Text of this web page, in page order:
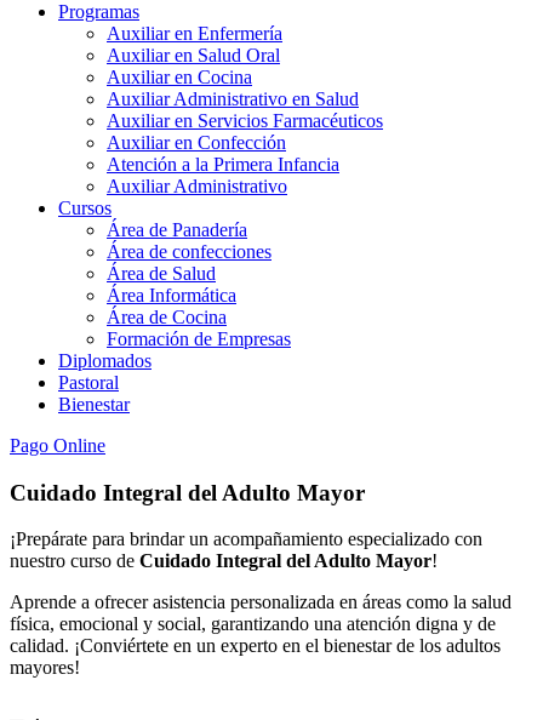
Programas
Auxiliar en Enfermería
Auxiliar en Salud Oral
Auxiliar en Cocina
Auxiliar Administrativo en Salud
Auxiliar en Servicios Farmacéuticos
Auxiliar en Confección
Atención a la Primera Infancia
Auxiliar Administrativo
Cursos
Área de Panadería
Área de confecciones
Área de Salud
Área Informática
Área de Cocina
Formación de Empresas
Diplomados
Pastoral
Bienestar
Pago Online
Cuidado Integral del Adulto Mayor
¡Prepárate para brindar un acompañamiento especializado con
nuestro curso de Cuidado Integral del Adulto Mayor!
Aprende a ofrecer asistencia personalizada en áreas como la salud
física, emocional y social, garantizando una atención digna y de
calidad. ¡Conviértete en un experto en el bienestar de los adultos
mayores!